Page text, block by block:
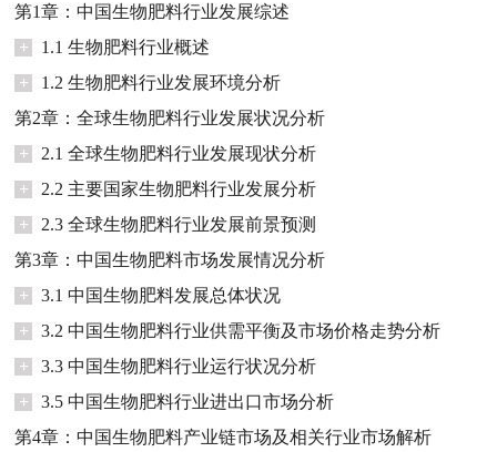
第1章：中国生物肥料行业发展综述
+
1.1 生物肥料行业概述
+
1.2 生物肥料行业发展环境分析
第2章：全球生物肥料行业发展状况分析
+
2.1 全球生物肥料行业发展现状分析
+
2.2 主要国家生物肥料行业发展分析
+
2.3 全球生物肥料行业发展前景预测
第3章：中国生物肥料市场发展情况分析
+
3.1 中国生物肥料发展总体状况
+
3.2 中国生物肥料行业供需平衡及市场价格走势分析
+
3.3 中国生物肥料行业运行状况分析
+
3.5 中国生物肥料行业进出口市场分析
第4章：中国生物肥料产业链市场及相关行业市场解析